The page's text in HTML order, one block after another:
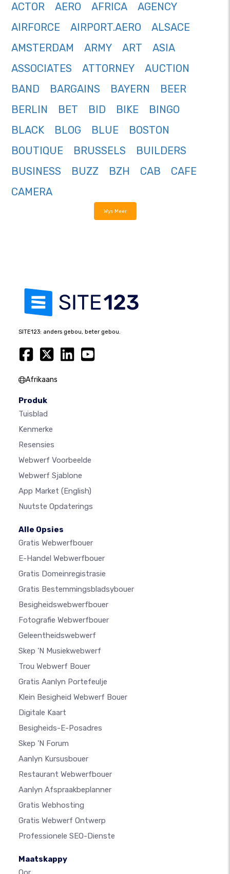
ACTOR
AERO AFRICA
AGENCY
AIRFORCE
AIRPORT.AERO
ALSACE
AMSTERDAM
ARMY ART
ASIA
ASSOCIATES
ATTORNEY
AUCTION
BAND
BARGAINS BAYERN
BEER
BERLIN
BET BID BIKE
BINGO
BLACK
BLOG BLUE
BOSTON
BOUTIQUE
BRUSSELS
BUILDERS
BUSINESS
BUZZ BZH CAB
CAFE
CAMERA
Wys Meer
SITE123: anders gebou, beter gebou.
Afrikaans
Produk
Tuisblad
Kenmerke
Resensies
Webwerf Voorbeelde
Webwerf Sjablone
App Market (English)
Nuutste Opdaterings
Alle Opsies
Gratis Webwerfbouer
E-Handel Webwerfbouer
Gratis Domeinregistrasie
Gratis Bestemmingsbladsybouer
Besigheidswebwerfbouer
Fotografie Webwerfbouer
Geleentheidswebwerf
Skep 'n Musiekwebwerf
Trou Webwerf Bouer
Gratis Aanlyn Portefeulje
Klein Besigheid Webwerf Bouer
Digitale Kaart
Besigheids-E-Posadres
Skep 'n Forum
Aanlyn Kursusbouer
Restaurant Webwerfbouer
Aanlyn Afspraakbeplanner
Gratis Webhosting
Gratis Webwerf Ontwerp
Professionele SEO-Dienste
Maatskappy